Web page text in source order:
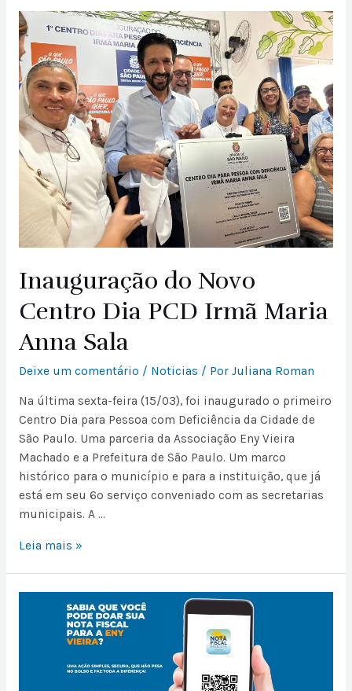
Inauguração do Novo
Centro Dia PCD Irmã Maria
Anna Sala
Deixe um comentário / Noticias / Por Juliana Roman
Na última sexta-feira (15/03), foi inaugurado o primeiro
Centro Dia para Pessoa com Deficiência da Cidade de
São Paulo. Uma parceria da Associação Eny Vieira
Machado e a Prefeitura de São Paulo. Um marco
histórico para o município e para a instituição, que já
está em seu 6º serviço conveniado com as secretarias
municipais. A …
Leia mais »